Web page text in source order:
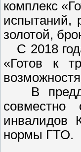
комплекс
испытаний,
золотой,
С 2018
«Готов к
В
совместно
инвалидов
нормы ГТО.